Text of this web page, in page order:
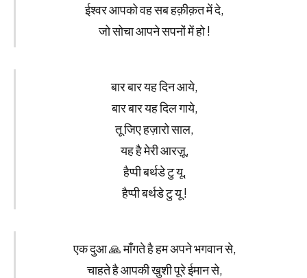
ईश्वर आपको वह सब हक़ीक़त में दे,
जो सोचा आपने सपनों में हो !
बार बार यह दिन आये,
बार बार यह दिल गाये,
तू जिए हज़ारो साल,
यह है मेरी आरज़ू,
हैप्पी बर्थडे टु यू,
हैप्पी बर्थडे टु यू !
एक दुआ 🙏 माँगते है हम अपने भगवान से,
चाहते है आपकी खुशी पूरे ईमान से,